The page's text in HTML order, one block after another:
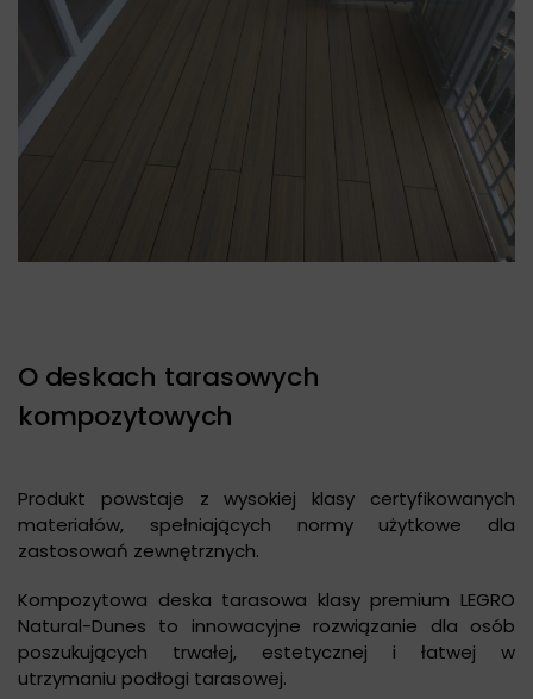
O deskach tarasowych
kompozytowych
Produkt powstaje z wysokiej klasy certyfikowanych
materiałów, spełniających normy użytkowe dla
zastosowań zewnętrznych.
Kompozytowa deska tarasowa klasy premium LEGRO
Natural-Dunes to innowacyjne rozwiązanie dla osób
poszukujących trwałej, estetycznej i łatwej w
utrzymaniu podłogi tarasowej.